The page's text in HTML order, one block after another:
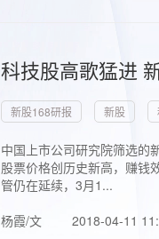
科技股高歌猛进
新股168研报 新股
中国上市公司研究院筛选的
股票价格创历史新高，赚钱
管仍在延续，3月1...
杨霞/文
2018-04-11